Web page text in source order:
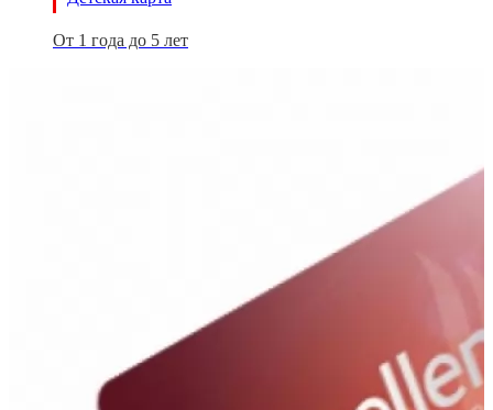
От 1 года до 5 лет